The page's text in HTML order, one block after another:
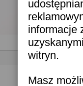
informacje
witryn.
Masz